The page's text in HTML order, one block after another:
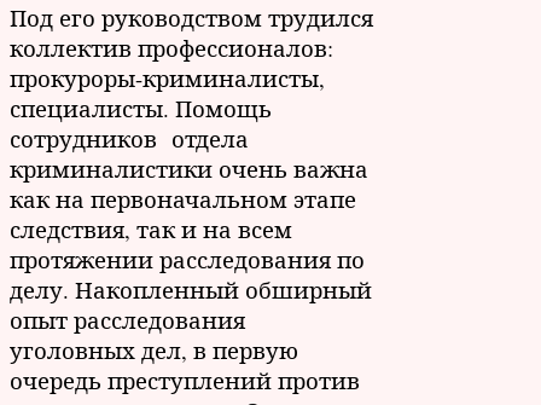
Под его руководством трудился
коллектив профессионалов:
прокуроры-криминалисты,
специалисты. Помощь
сотрудников отдела
криминалистики очень важна
как на первоначальном этапе
следствия, так и на всем
протяжении расследования по
делу. Накопленный обширный
опыт расследования
уголовных дел, в первую
очередь преступлений против